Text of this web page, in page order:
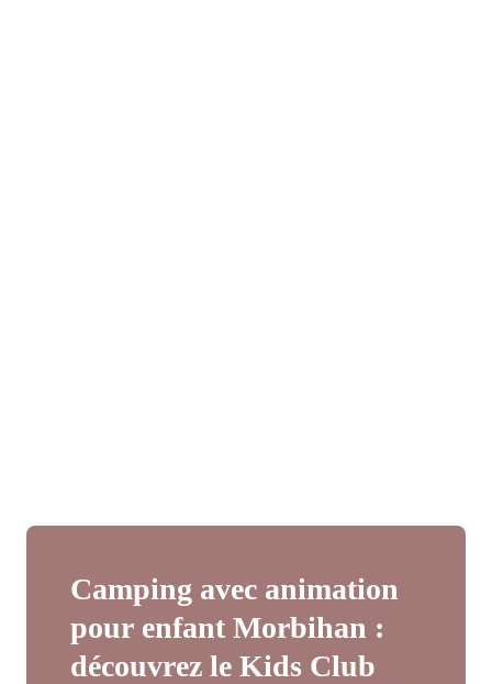
Camping avec animation
pour enfant Morbihan :
découvrez le Kids Club